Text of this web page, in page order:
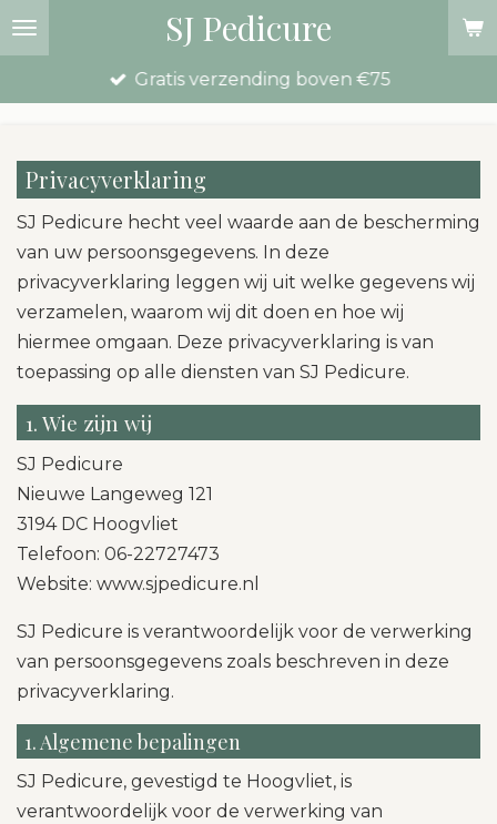
Ga
direct
SJ Pedicure
Gratis verzending boven €75
Privacyverklaring
SJ Pedicure hecht veel waarde aan de bescherming
van uw persoonsgegevens. In deze
privacyverklaring leggen wij uit welke gegevens wij
verzamelen, waarom wij dit doen en hoe wij
hiermee omgaan. Deze privacyverklaring is van
toepassing op alle diensten van SJ Pedicure.
1. Wie zijn wij
SJ Pedicure
Nieuwe Langeweg 121
3194 DC Hoogvliet
Telefoon: 06-22727473
Website: www.sjpedicure.nl
SJ Pedicure is verantwoordelijk voor de verwerking
van persoonsgegevens zoals beschreven in deze
privacyverklaring.
1. Algemene bepalingen
SJ Pedicure, gevestigd te Hoogvliet, is
verantwoordelijk voor de verwerking van